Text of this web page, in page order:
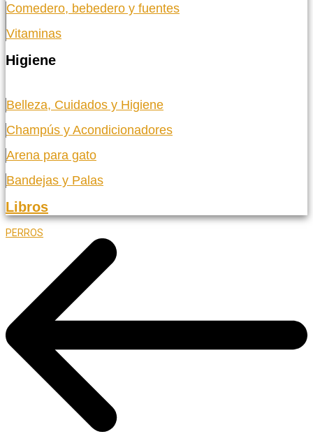
Comedero, bebedero y fuentes
Vitaminas
Higiene
Belleza, Cuidados y Higiene
Champús y Acondicionadores
Arena para gato
Bandejas y Palas
Libros
PERROS